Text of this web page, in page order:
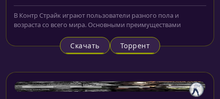
В Контр Страйк играют пользователи разного пола и
возраста со всего мира. Основными преимуществами
Скачать Торрент